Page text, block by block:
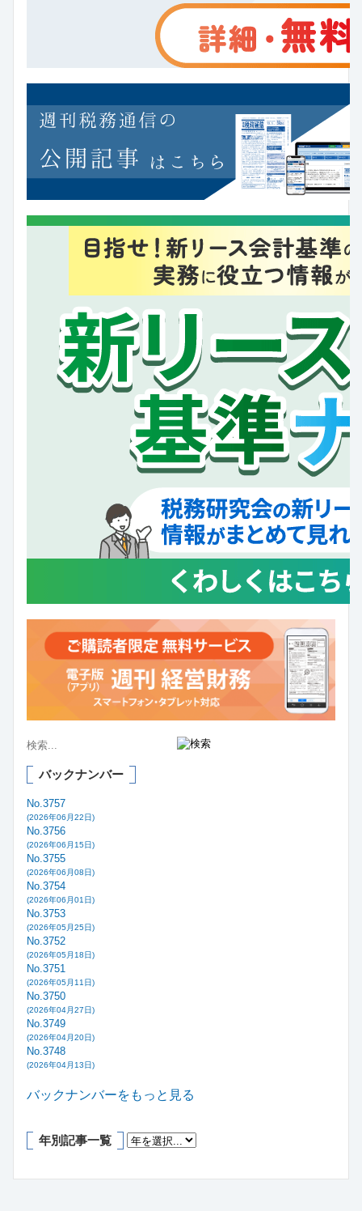
バックナンバー
No.3757
(2026年06月22日)
No.3756
(2026年06月15日)
No.3755
(2026年06月08日)
No.3754
(2026年06月01日)
No.3753
(2026年05月25日)
No.3752
(2026年05月18日)
No.3751
(2026年05月11日)
No.3750
(2026年04月27日)
No.3749
(2026年04月20日)
No.3748
(2026年04月13日)
バックナンバーをもっと見る
年別記事一覧